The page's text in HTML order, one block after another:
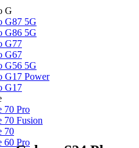
G
G87 5G
G86 5G
G77
G67
G56 5G
G17 Power
G17
70 Pro
70 Fusion
70
60 Pro